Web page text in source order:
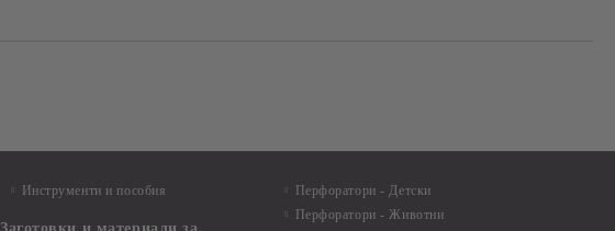
Инструменти и пособия
Перфоратори - Детски
Перфоратори - Животни